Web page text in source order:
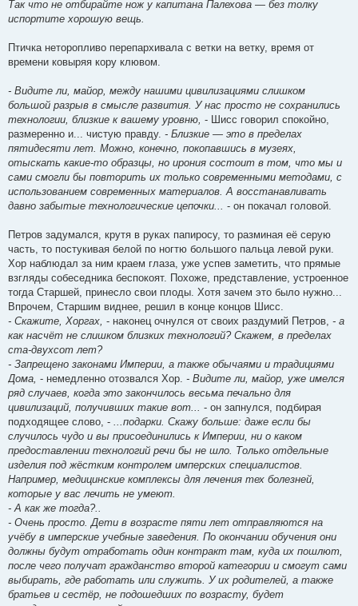
Так что не отбирайте нож у капитана Палехова — без толку
испортите хорошую вещь.
Птичка неторопливо перепархивала с ветки на ветку, время от
времени ковыряя кору клювом.
- Видите ли, майор, между нашими цивилизациями слишком
большой разрыв в смысле развития. У нас просто не сохранились
технологии, близкие к вашему уровню, - Шисс говорил спокойно,
размеренно и... чистую правду. - Близкие — это в пределах
пятидесяти лет. Можно, конечно, покопавшись в музеях,
отыскать какие-то образцы, но ирония состоит в том, что мы и
сами смогли бы повторить их только современными методами, с
использованием современных материалов. А восстанавливать
давно забытые технологические цепочки... - он покачал головой.
Петров задумался, крутя в руках папиросу, то разминая её серую
часть, то постукивая белой по ногтю большого пальца левой руки.
Хор наблюдал за ним краем глаза, уже успев заметить, что прямые
взгляды собеседника беспокоят. Похоже, представление, устроенное
тогда Старшей, принесло свои плоды. Хотя зачем это было нужно...
Впрочем, Старшим виднее, решил в конце концов Шисс.
- Скажите, Хоргах, - наконец очнулся от своих раздумий Петров, - а
как насчёт не слишком близких технологий? Скажем, в пределах
ста-двухсот лет?
- Запрещено законами Империи, а также обычаями и традициями
Дома, - немедленно отозвался Хор. - Видите ли, майор, уже имелся
ряд случаев, когда это закончилось весьма печально для
цивилизаций, получивших такие вот... - он запнулся, подбирая
подходящее слово, - ...подарки. Скажу больше: даже если бы
случилось чудо и вы присоединились к Империи, ни о каком
предоставлении технологий речи бы не шло. Только отдельные
изделия под жёстким контролем имперских специалистов.
Например, медицинские комплексы для лечения тех болезней,
которые у вас лечить не умеют.
- А как же тогда?..
- Очень просто. Дети в возрасте пяти лет отправляются на
учёбу в имперские учебные заведения. По окончании обучения они
должны будут отработать один контракт там, куда их пошлют,
после чего получат гражданство второй категории и смогут сами
выбирать, где работать или служить. У их родителей, а также
братьев и сестёр, не подошедших по возрасту, будет